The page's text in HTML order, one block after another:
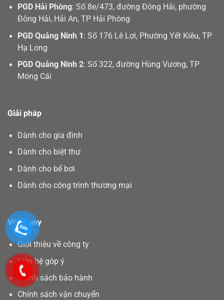
PGD Hải Phòng: Số 8e/473, đường Đông Hải, phường
Đông Hải, Hải An, TP Hải Phòng
PGD Quảng Ninh 1 : Số 176 Lê Lợi, Phường Yết Kiêu, TP
Hạ Long
PGD Quảng Ninh 2: Số 322, đường Hùng Vương, TP
Móng Cái
Giải pháp
Dành cho gia đình
Dành cho biệt thự
Dành cho bể bơi
Dành cho công trình thương mại
Về Asuny
Giới thiệu về công ty
Liên hệ góp ý
Chính sách bảo hành
Chính sách vận chuyển